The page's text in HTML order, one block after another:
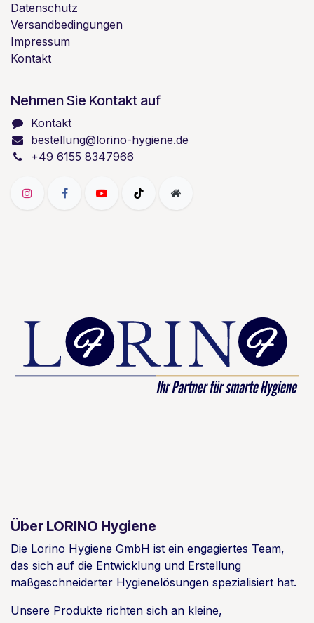
Datenschutz
Versandbedingungen
Impressum
Kontakt
Nehmen Sie Kontakt auf
Kontakt
bestellung@lorino-hygiene.de
+49 6155 8347966
Über LORINO Hygiene
Die Lorino Hygiene GmbH ist ein engagiertes Team,
das sich auf die Entwicklung und Erstellung
maßgeschneiderter Hygienelösungen spezialisiert hat.
Unsere Produkte richten sich an kleine,